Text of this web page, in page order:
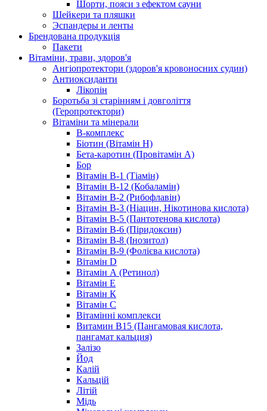
Шорти, пояси з ефектом сауни
Шейкери та пляшки
Эспандеры и ленты
Брендована продукція
Пакети
Вітаміни, трави, здоров'я
Ангіопротектори (здоров'я кровоносних судин)
Антиоксиданти
Лікопін
Боротьба зі старінням і довголіття
(Геропротектори)
Вітаміни та мінерали
B-комплекс
Біотин (Вітамін H)
Бета-каротин (Провітамін А)
Бор
Вітамін B-1 (Тіамін)
Вітамін B-12 (Кобаламін)
Вітамін B-2 (Рибофлавін)
Вітамін B-3 (Ніацин, Нікотинова кислота)
Вітамін B-5 (Пантотенова кислота)
Вітамін B-6 (Піридоксин)
Вітамін B-8 (Інозитол)
Вітамін B-9 (Фолієва кислота)
Вітамін D
Вітамін А (Ретинол)
Вітамін Е
Вітамін К
Вітамін С
Вітамінні комплекси
Витамин B15 (Пангамовая кислота,
пангамат кальция)
Залізо
Йод
Калій
Кальцій
Літій
Мідь